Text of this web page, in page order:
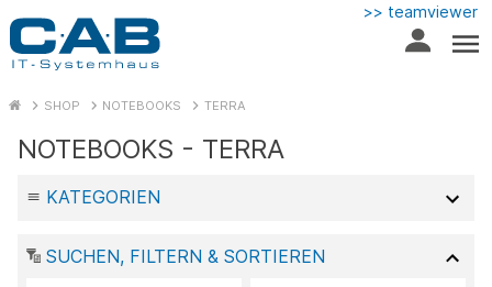
>> teamviewer
SHOP NOTEBOOKS TERRA
NOTEBOOKS - TERRA
KATEGORIEN
SUCHEN, FILTERN & SORTIEREN